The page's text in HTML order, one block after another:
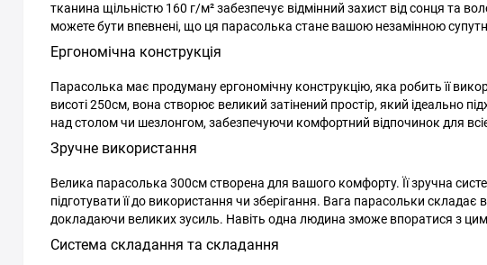
тканина щільністю 160 г/м² забезпечує відмінний захист від сонця та
можете бути впевнені, що ця парасолька стане вашою незамінною
Ергономічна конструкція
Парасолька має продуману ергономічну конструкцію, яка робить її
висоті 250см, вона створює великий затінений простір, який ідеально
над столом чи шезлонгом, забезпечуючи комфортний відпочинок для
Зручне використання
Велика парасолька 300см створена для вашого комфорту. Її зручна
підготувати її до використання чи зберігання. Вага парасольки
докладаючи великих зусиль. Навіть одна людина зможе впоратися з
Система складання та складання